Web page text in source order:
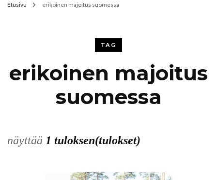
Etusivu erikoinen majoitus suomessa
TAG
erikoinen majoitus
suomessa
näyttää 1 tuloksen(tulokset)